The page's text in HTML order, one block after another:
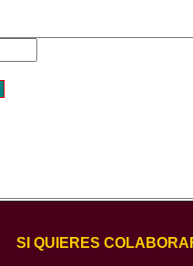
SI QUIERES